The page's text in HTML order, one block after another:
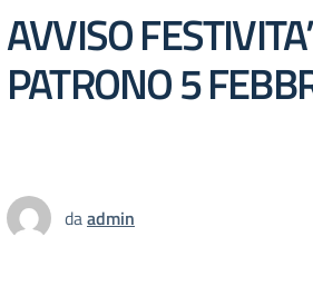
AVVISO
PATRONO 5
daadmin